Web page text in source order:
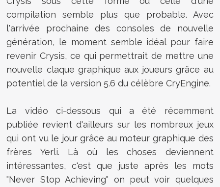
compilation semble plus que probable. Avec
l'arrivée prochaine des consoles de nouvelle
génération, le moment semble idéal pour faire
revenir Crysis, ce qui permettrait de mettre une
nouvelle claque graphique aux joueurs grâce au
potentiel de la version 5.6 du célèbre CryEngine.
La vidéo ci-dessous qui a été récemment
publiée revient d'ailleurs sur les nombreux jeux
qui ont vu le jour grâce au moteur graphique des
frères Yerli. Là où les choses deviennent
intéressantes, c'est que juste après les mots
"Never Stop Achieving" on peut voir quelques